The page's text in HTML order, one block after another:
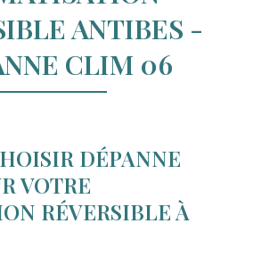
ANTIBES -
CLIM 06
DÉPANNE
VOTRE
RÉVERSIBLE À